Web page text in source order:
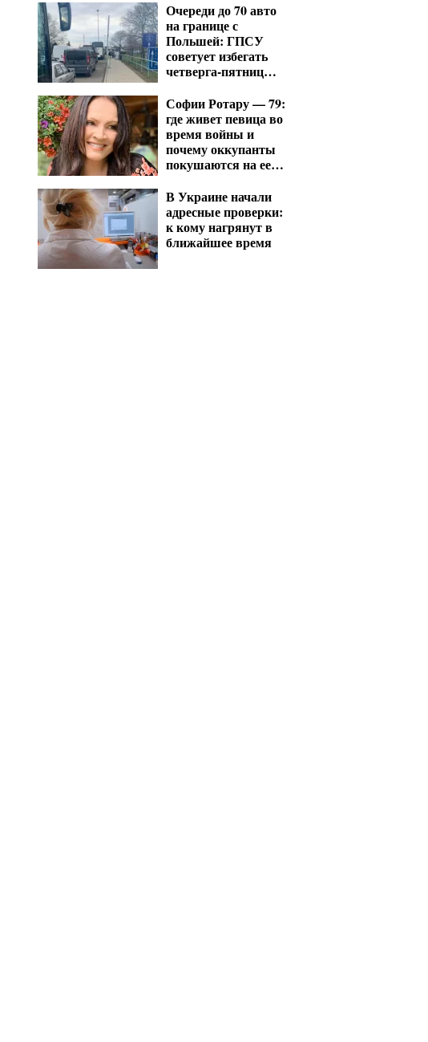
Очереди до 70 авто
на границе с
Польшей: ГПСУ
советует избегать
четверга-пятницы и
Софии Ротару — 79:
где живет певица во
время войны и
почему оккупанты
покушаются на ее
В Украине начали
адресные проверки:
к кому нагрянут в
ближайшее время